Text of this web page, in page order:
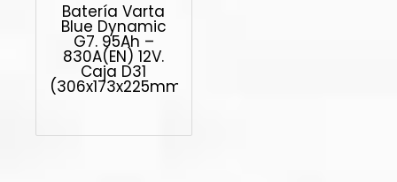
Batería Varta
Blue Dynamic
G7. 95Ah –
830A(EN) 12V.
Caja D31
(306x173x225mm)